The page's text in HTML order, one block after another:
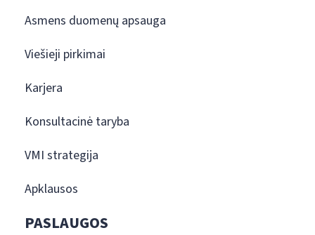
Asmens duomenų apsauga
Viešieji pirkimai
Karjera
Konsultacinė taryba
VMI strategija
Apklausos
PASLAUGOS